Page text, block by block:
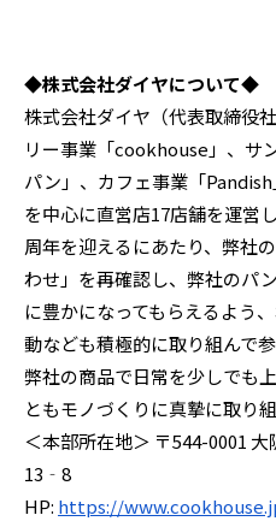
◆株式会社ダイヤについて◆
株式会社ダイヤ（代表取締役
リー事業「cookhouse」、サ
パン」、カフェ事業「
を中心に直営店17店舗を運営
周年を迎えるにあたり、弊社
わせ」を再確認し、弊社のパ
に豊かになってもらえるよう
動なども積極的に取り組んで参
弊社の商品で日常を少しでも
ともモノづくりに真摯に取り
＜本部所在地＞ 〒544-0001
13‐8
HP: https://